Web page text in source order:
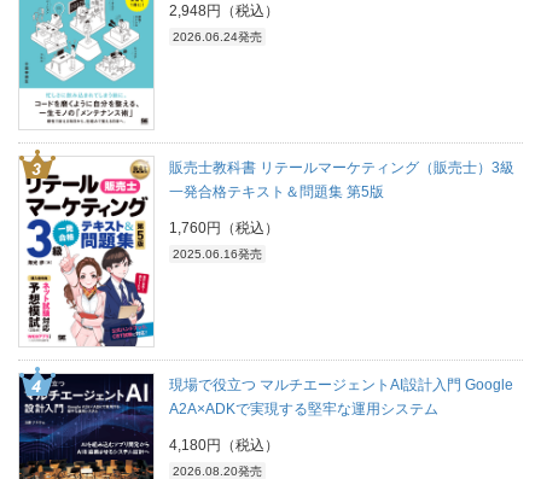
2,948円（税込）
2026.06.24発売
販売士教科書 リテールマーケティング（販売士）3級
一発合格テキスト＆問題集 第5版
1,760円（税込）
2025.06.16発売
現場で役立つ マルチエージェントAI設計入門 Google
A2A×ADKで実現する堅牢な運用システム
4,180円（税込）
2026.08.20発売